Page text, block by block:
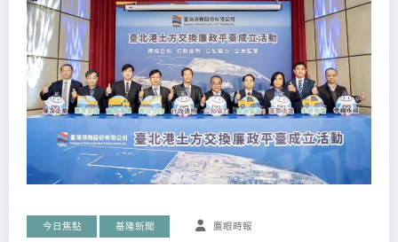
今日焦點 基隆新聞 鷹眼時報